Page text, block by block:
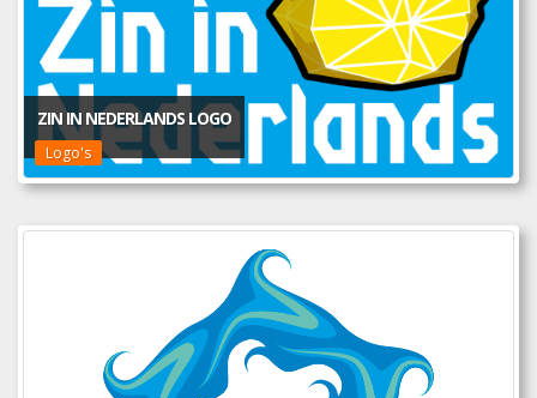
ZIN IN NEDERLANDS LOGO
Logo's